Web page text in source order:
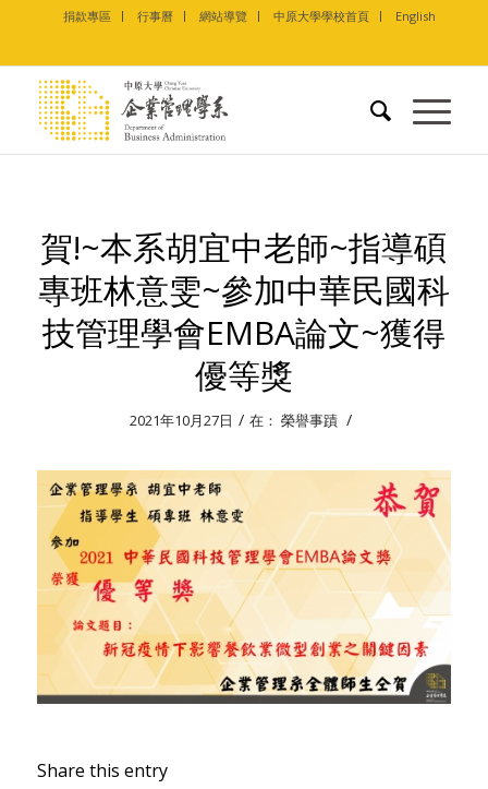
捐款專區 行事曆 網站導覽 中原大學學校首頁 English
賀!~本系胡宜中老師~指導碩
專班林意雯~參加中華民國科
技管理學會EMBA論文~獲得
優等獎
2021年10月27日 / 在：榮譽事蹟 /
Share this entry